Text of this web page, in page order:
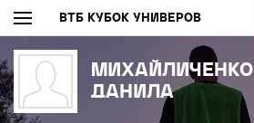
ВТБ КУБОК УНИВЕРОВ
МИХАЙЛИЧЕНКО
ДАНИЛА